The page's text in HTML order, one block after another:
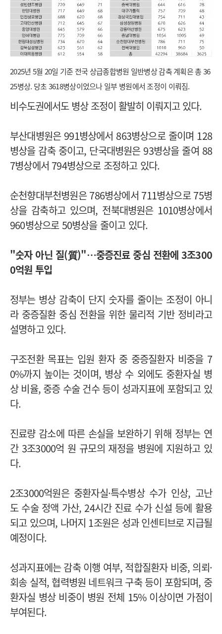
2025년 5월 20일 기준 전국 상급종합병원 일반병상 감축 계획은 총 36
25병상. 당초 3618병상이었으나 일부 병원에서 조정이 이뤄짐.
비수도권에서도 병상 조정이 활발히 이뤄지고 있다.
부산대병원은 991병상에서 863병상으로 줄이며 128
병상을 감축 중이고, 단국대병원은 93병상을 줄여 88
7병상에서 794병상으로 조정하고 있다.
순천향대부천병원은 786병상에서 711병상으로 75병
상을 감축하고 있으며, 전북대병원은 1010병상에서
960병상으로 50병상을 줄이고 있다.
"숫자 아닌 질(質)"…중증진료 중심 전환에 3조300
0억원 투입
정부는 병상 감축이 단지 숫자를 줄이는 조정이 아니
라 중증질환 중심 전환을 위한 물리적 기반 정비라고
설명하고 있다.
구조전환 목표는 입원 환자 중 중증질환자 비중을 7
0%까지 높이는 것이며, 병상 수 외에도 중환자실 병
상 비율, 중증 수술 건수 등이 성과지표에 포함되고 있
다.
진료량 감소에 따른 손실을 보완하기 위해 정부는 연
간 3조3000억 원 규모의 재정을 병원에 지원하고 있
다.
2조3000억원은 중환자실·특수병상 수가 인상, 고난
도 수술 정액 가산, 24시간 진료 수가 신설 등에 활용
되고 있으며, 나머지 1조원은 성과 인센티브로 지급될
예정이다.
성과지표에는 감축 이행 여부, 적합질환자 비중, 의뢰·
회송 실적, 협력병원 네트워크 구축 등이 포함되며, 중
환자실 병상 비중이 병원 전체 15% 이상이면 가점이
부여된다.